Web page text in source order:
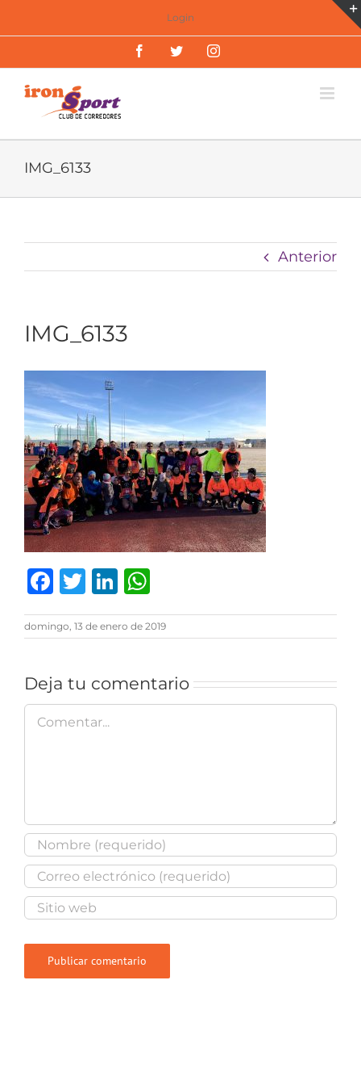
al
Login
FacebookTwitterInstagram
IMG_6133
Anterior
IMG_6133
Facebook
TwitterLinkedIn
domingo, 13 de enero de 2019
Deja tu comentario
Comentar